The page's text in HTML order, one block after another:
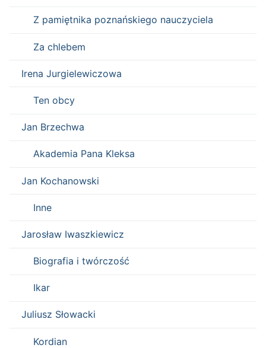
Z pamiętnika poznańskiego nauczyciela
Za chlebem
Irena Jurgielewiczowa
Ten obcy
Jan Brzechwa
Akademia Pana Kleksa
Jan Kochanowski
Inne
Jarosław Iwaszkiewicz
Biografia i twórczość
Ikar
Juliusz Słowacki
Kordian